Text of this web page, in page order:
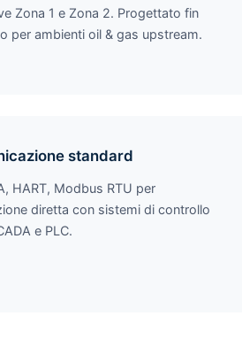
Zona 1 e Zona 2. Progettato fin
per ambienti oil & gas upstream.
standard
HART, Modbus RTU per
diretta con sistemi di controllo
e PLC.